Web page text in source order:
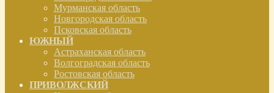
Мурманская область
Новгородская область
Псковская область
ЮЖНЫЙ
Астраханская область
Волгоградская область
Ростовская область
ПРИВОЛЖСКИЙ